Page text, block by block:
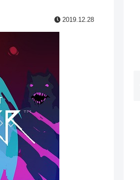
2019.12.28